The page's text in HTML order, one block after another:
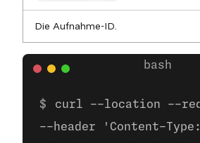
Die Aufnahme-ID.
curl --location --
--header 'Content-